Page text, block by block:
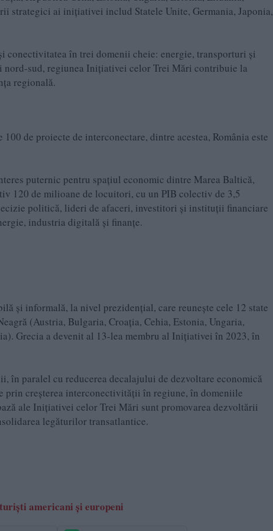
strategici ai inițiativei includ Statele Unite, Germania, Japonia,
în trei domenii cheie: energie, transporturi și
sud, regiunea Inițiativei celor Trei Mări contribuie la
regională.
de proiecte de interconectare, dintre acestea, România este
puternic pentru spațiul economic dintre Marea Baltică,
120 de milioane de locuitori, cu un PIB colectiv de 3,5
politică, lideri de afaceri, investitori și instituții financiare
industria digitală și finanțe.
și informală, la nivel prezidențial, care reunește cele 12 state
(Austria, Bulgaria, Croația, Cehia, Estonia, Ungaria,
Grecia a devenit al 13-lea membru al Inițiativei în 2023, în
în paralel cu reducerea decalajului de dezvoltare economică
prin creșterea interconectivității în regiune, în domeniile
ale Inițiativei celor Trei Mări sunt promovarea dezvoltării
legăturilor transatlantice.
americani și europeni